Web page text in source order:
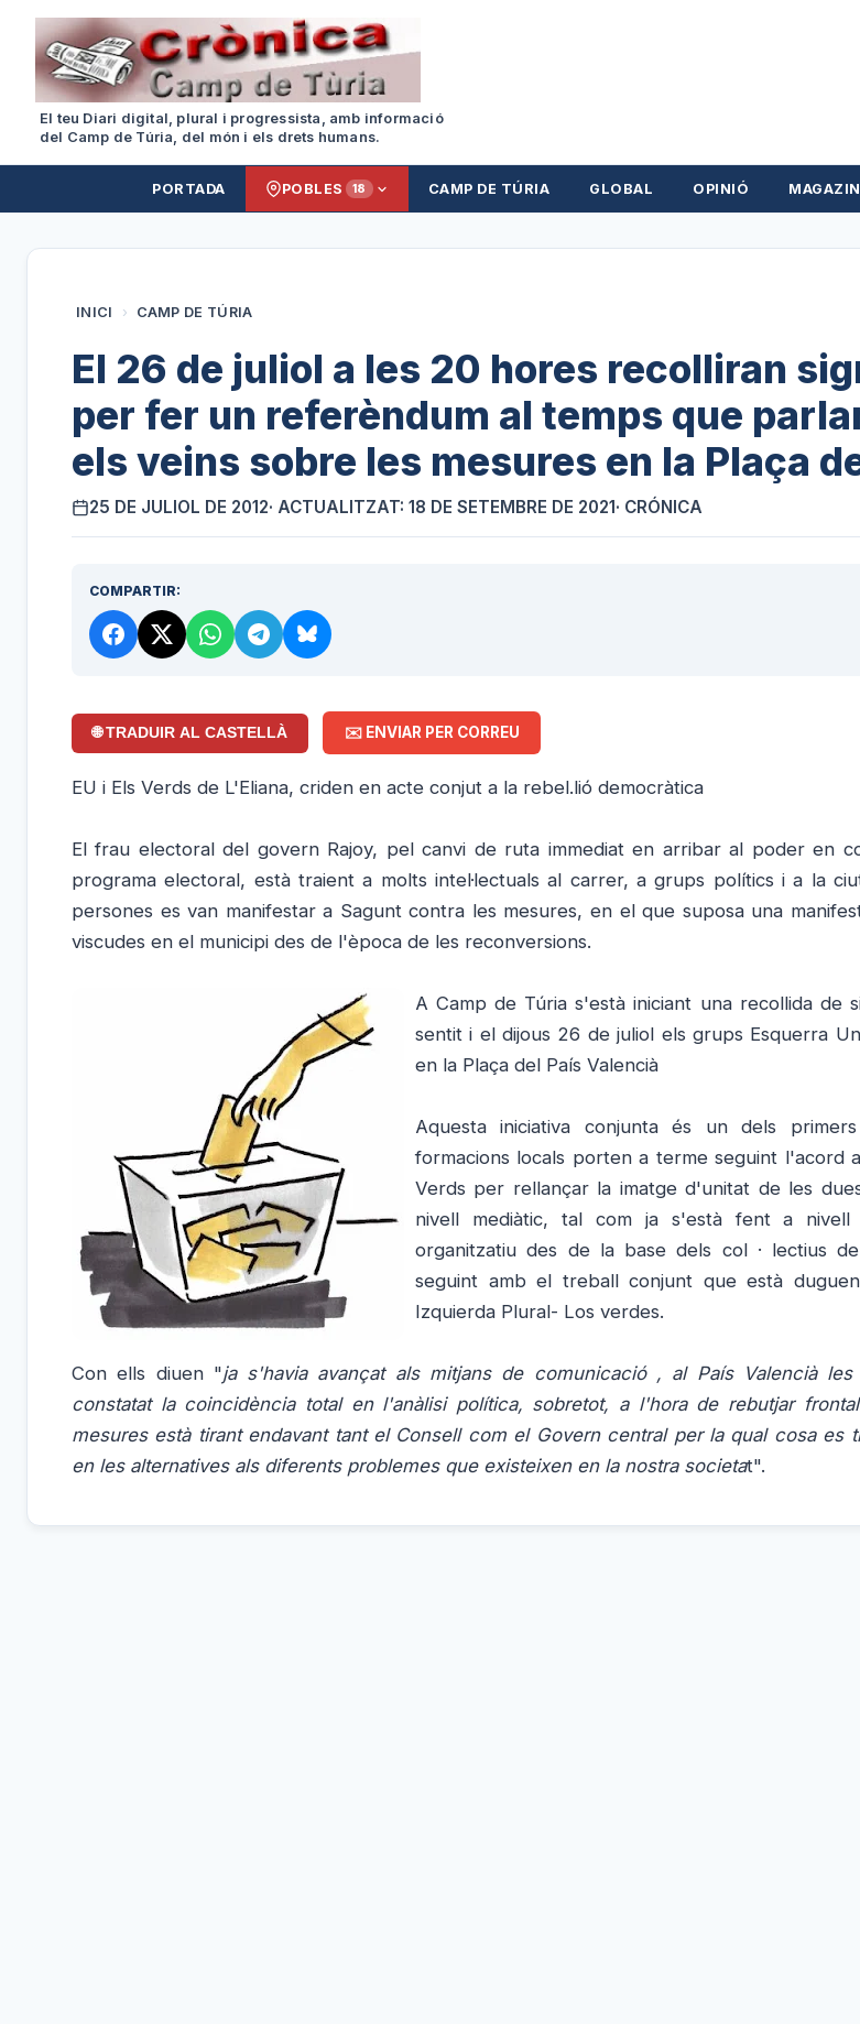
El teu Diari digital, plural i progressista, amb informació
del Camp de Túria, del món i els drets humans.
PORTADA POBLES 18 CAMP DE TÚRIA GLOBAL OPINIÓ MAGAZIN
INICI › CAMP DE TÚRIA
El 26 de juliol a les 20 hores recolliran
per fer un referèndum al temps que
els veins sobre les mesures en la Plaça
25 DE JULIOL DE 2012· ACTUALITZAT: 18 DE SETEMBRE DE 2021· CRÓNICA
COMPARTIR:
🌐 TRADUIR AL CASTELLÀ ✉️ ENVIAR PER CORREU
EU i Els Verds de L'Eliana, criden en acte conjut a la rebel.lió democràtica
El frau electoral del govern Rajoy, pel canvi de ruta immediat en arribar al poder en
programa electoral, està traient a molts intel·lectuals al carrer, a grups polítics i a la
persones es van manifestar a Sagunt contra les mesures, en el que suposa una
viscudes en el municipi des de l'època de les reconversions.
A Camp de Túria s'està iniciant una recollida de
sentit i el dijous 26 de juliol els grups Esquerra
en la Plaça del País Valencià
Aquesta iniciativa conjunta és un dels
formacions locals porten a terme seguint l'acord
Verds per rellançar la imatge d'unitat de les
nivell mediàtic, tal com ja s'està fent a
organitzatiu des de la base dels col · lectius
seguint amb el treball conjunt que està
Izquierda Plural- Los verdes.
Con ells diuen "ja s'havia avançat als mitjans de comunicació , al País Valencià
constatat la coincidència total en l'anàlisi política, sobretot, a l'hora de rebutjar
mesures està tirant endavant tant el Consell com el Govern central per la qual cosa es
en les alternatives als diferents problemes que existeixen en la nostra societat".